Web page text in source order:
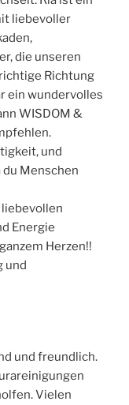
liebevoller
die unseren
Richtung
ein wundervolles
WISDOM &
und
Menschen
Energie
Herzen!!
und
und freundlich.
Vielen